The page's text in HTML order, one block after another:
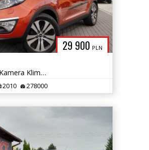
29 900 PLN
Salon Polska 4x4 Navi Kamera Klimatronik
2010 278000